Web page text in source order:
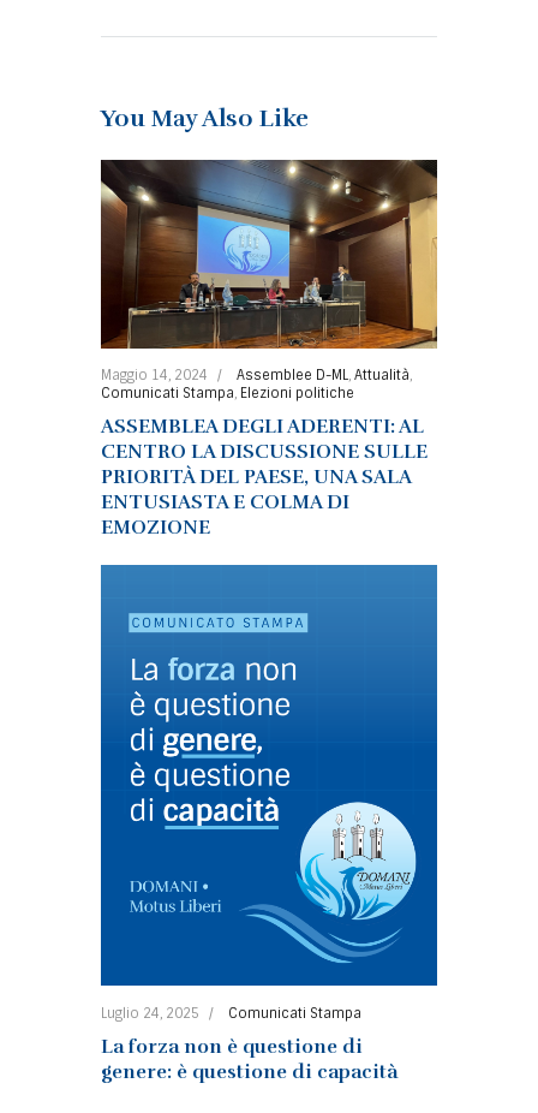
You May Also Like
Maggio 14, 2024 Assemblee D-ML, Attualità,
Comunicati Stampa, Elezioni politiche
ASSEMBLEA DEGLI ADERENTI: AL
CENTRO LA DISCUSSIONE SULLE
PRIORITÀ DEL PAESE, UNA SALA
ENTUSIASTA E COLMA DI
EMOZIONE
Luglio 24, 2025 Comunicati Stampa
La forza non è questione di
genere: è questione di capacità